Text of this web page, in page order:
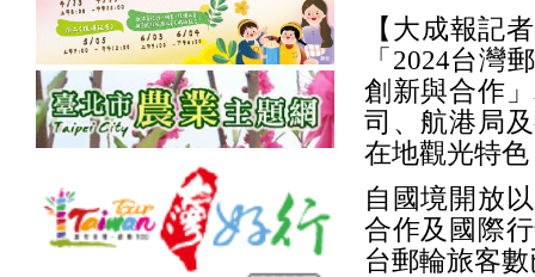
【大成報記
「2024台灣
創新與合作
司、航港局
在地觀光特
自國境開放
合作及國際
台郵輪旅客